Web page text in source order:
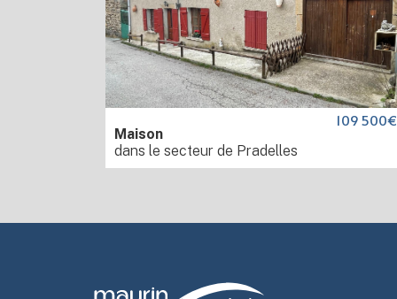
Maison
dans le secteur de Pradelles
109